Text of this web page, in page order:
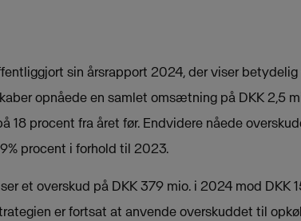
sin årsrapport 2024, der viser
opnåede en samlet omsætning på DKK 2,5
18 procent fra året før. Endvidere nåede
procent i forhold til 2023.
et overskud på DKK 379 mio. i 2024 mod DKK
er fortsat at anvende overskuddet til